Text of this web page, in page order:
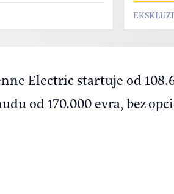
Electric startuje od
od 170.000 evra, bez